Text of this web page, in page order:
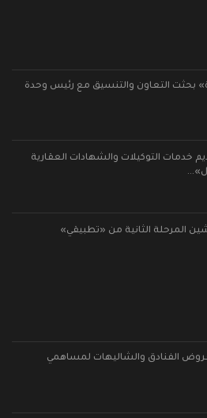
بحثت التعاون والتنسيق مع رئيس وحدة
خدمات التوكيلات والشهادات العقارية
المرحلة الثانية من «تطبيقي»
الفنادق والشاليهات لمساهمي